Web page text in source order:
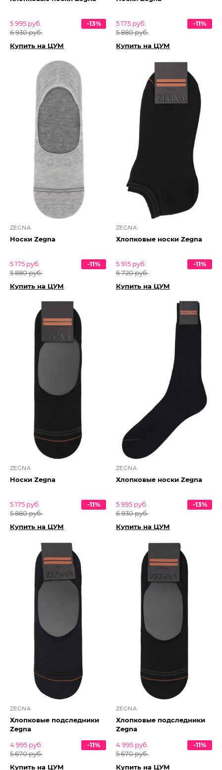
5 995 руб.
6 930 руб.
-13%
Купить на ЦУМ
5 175 руб.
5 880 руб.
-11%
Купить на ЦУМ
ZEGNA
Носки Zegna
5 175 руб.
5 880 руб.
-11%
Купить на ЦУМ
ZEGNA
Хлопковые носки Zegna
5 915 руб.
6 720 руб.
-11%
Купить на ЦУМ
ZEGNA
Носки Zegna
5 175 руб.
5 880 руб.
-11%
Купить на ЦУМ
ZEGNA
Хлопковые носки Zegna
5 995 руб.
6 930 руб.
-13%
Купить на ЦУМ
ZEGNA
Хлопковые подследники
Zegna
4 995 руб.
5 670 руб.
-11%
Купить на ЦУМ
ZEGNA
Хлопковые подследники
Zegna
4 995 руб.
5 670 руб.
-11%
Купить на ЦУМ